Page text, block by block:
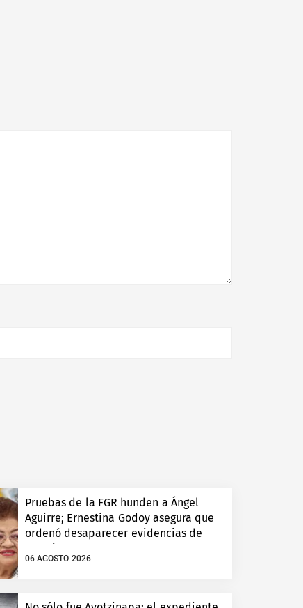
Pruebas de la FGR hunden a Ángel
Aguirre; Ernestina Godoy asegura que
ordenó desaparecer evidencias de
Ayotzinapa
06 AGOSTO 2026